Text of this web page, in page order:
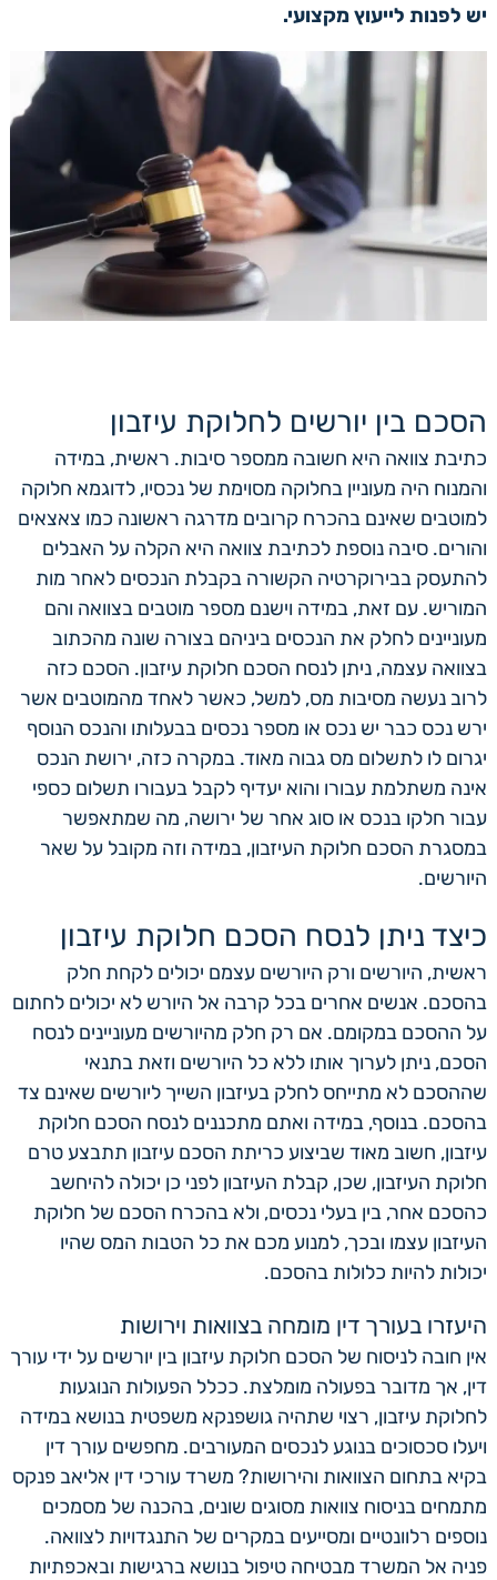
יש לפנות לייעוץ מקצועי.
הסכם בין יורשים לחלוקת עיזבון
כתיבת צוואה היא חשובה ממספר סיבות. ראשית, במידה
והמנוח היה מעוניין בחלוקה מסוימת של נכסיו, לדוגמא חלוקה
למוטבים שאינם בהכרח קרובים מדרגה ראשונה כמו צאצאים
והורים. סיבה נוספת לכתיבת צוואה היא הקלה על האבלים
להתעסק בבירוקרטיה הקשורה בקבלת הנכסים לאחר מות
המוריש. עם זאת, במידה וישנם מספר מוטבים בצוואה והם
מעוניינים לחלק את הנכסים ביניהם בצורה שונה מהכתוב
בצוואה עצמה, ניתן לנסח הסכם חלוקת עיזבון. הסכם כזה
לרוב נעשה מסיבות מס, למשל, כאשר לאחד מהמוטבים אשר
ירש נכס כבר יש נכס או מספר נכסים בבעלותו והנכס הנוסף
יגרום לו לתשלום מס גבוה מאוד. במקרה כזה, ירושת הנכס
אינה משתלמת עבורו והוא יעדיף לקבל בעבורו תשלום כספי
עבור חלקו בנכס או סוג אחר של ירושה, מה שמתאפשר
במסגרת הסכם חלוקת העיזבון, במידה וזה מקובל על שאר
היורשים.
כיצד ניתן לנסח הסכם חלוקת עיזבון
ראשית, היורשים ורק היורשים עצמם יכולים לקחת חלק
בהסכם. אנשים אחרים בכל קרבה אל היורש לא יכולים לחתום
על ההסכם במקומם. אם רק חלק מהיורשים מעוניינים לנסח
הסכם, ניתן לערוך אותו ללא כל היורשים וזאת בתנאי
שההסכם לא מתייחס לחלק בעיזבון השייך ליורשים שאינם צד
בהסכם. בנוסף, במידה ואתם מתכננים לנסח הסכם חלוקת
עיזבון, חשוב מאוד שביצוע כריתת הסכם עיזבון תתבצע טרם
חלוקת העיזבון, שכן, קבלת העיזבון לפני כן יכולה להיחשב
כהסכם אחר, בין בעלי נכסים, ולא בהכרח הסכם של חלוקת
העיזבון עצמו ובכך, למנוע מכם את כל הטבות המס שהיו
יכולות להיות כלולות בהסכם.
היעזרו בעורך דין מומחה בצוואות וירושות
אין חובה לניסוח של הסכם חלוקת עיזבון בין יורשים על ידי עורך
דין, אך מדובר בפעולה מומלצת. ככלל הפעולות הנוגעות
לחלוקת עיזבון, רצוי שתהיה גושפנקא משפטית בנושא במידה
ויעלו סכסוכים בנוגע לנכסים המעורבים. מחפשים עורך דין
בקיא בתחום הצוואות והירושות? משרד עורכי דין אליאב פנקס
מתמחים בניסוח צוואות מסוגים שונים, בהכנה של מסמכים
נוספים רלוונטיים ומסייעים במקרים של התנגדויות לצוואה.
פניה אל המשרד מבטיחה טיפול בנושא ברגישות ובאכפתיות